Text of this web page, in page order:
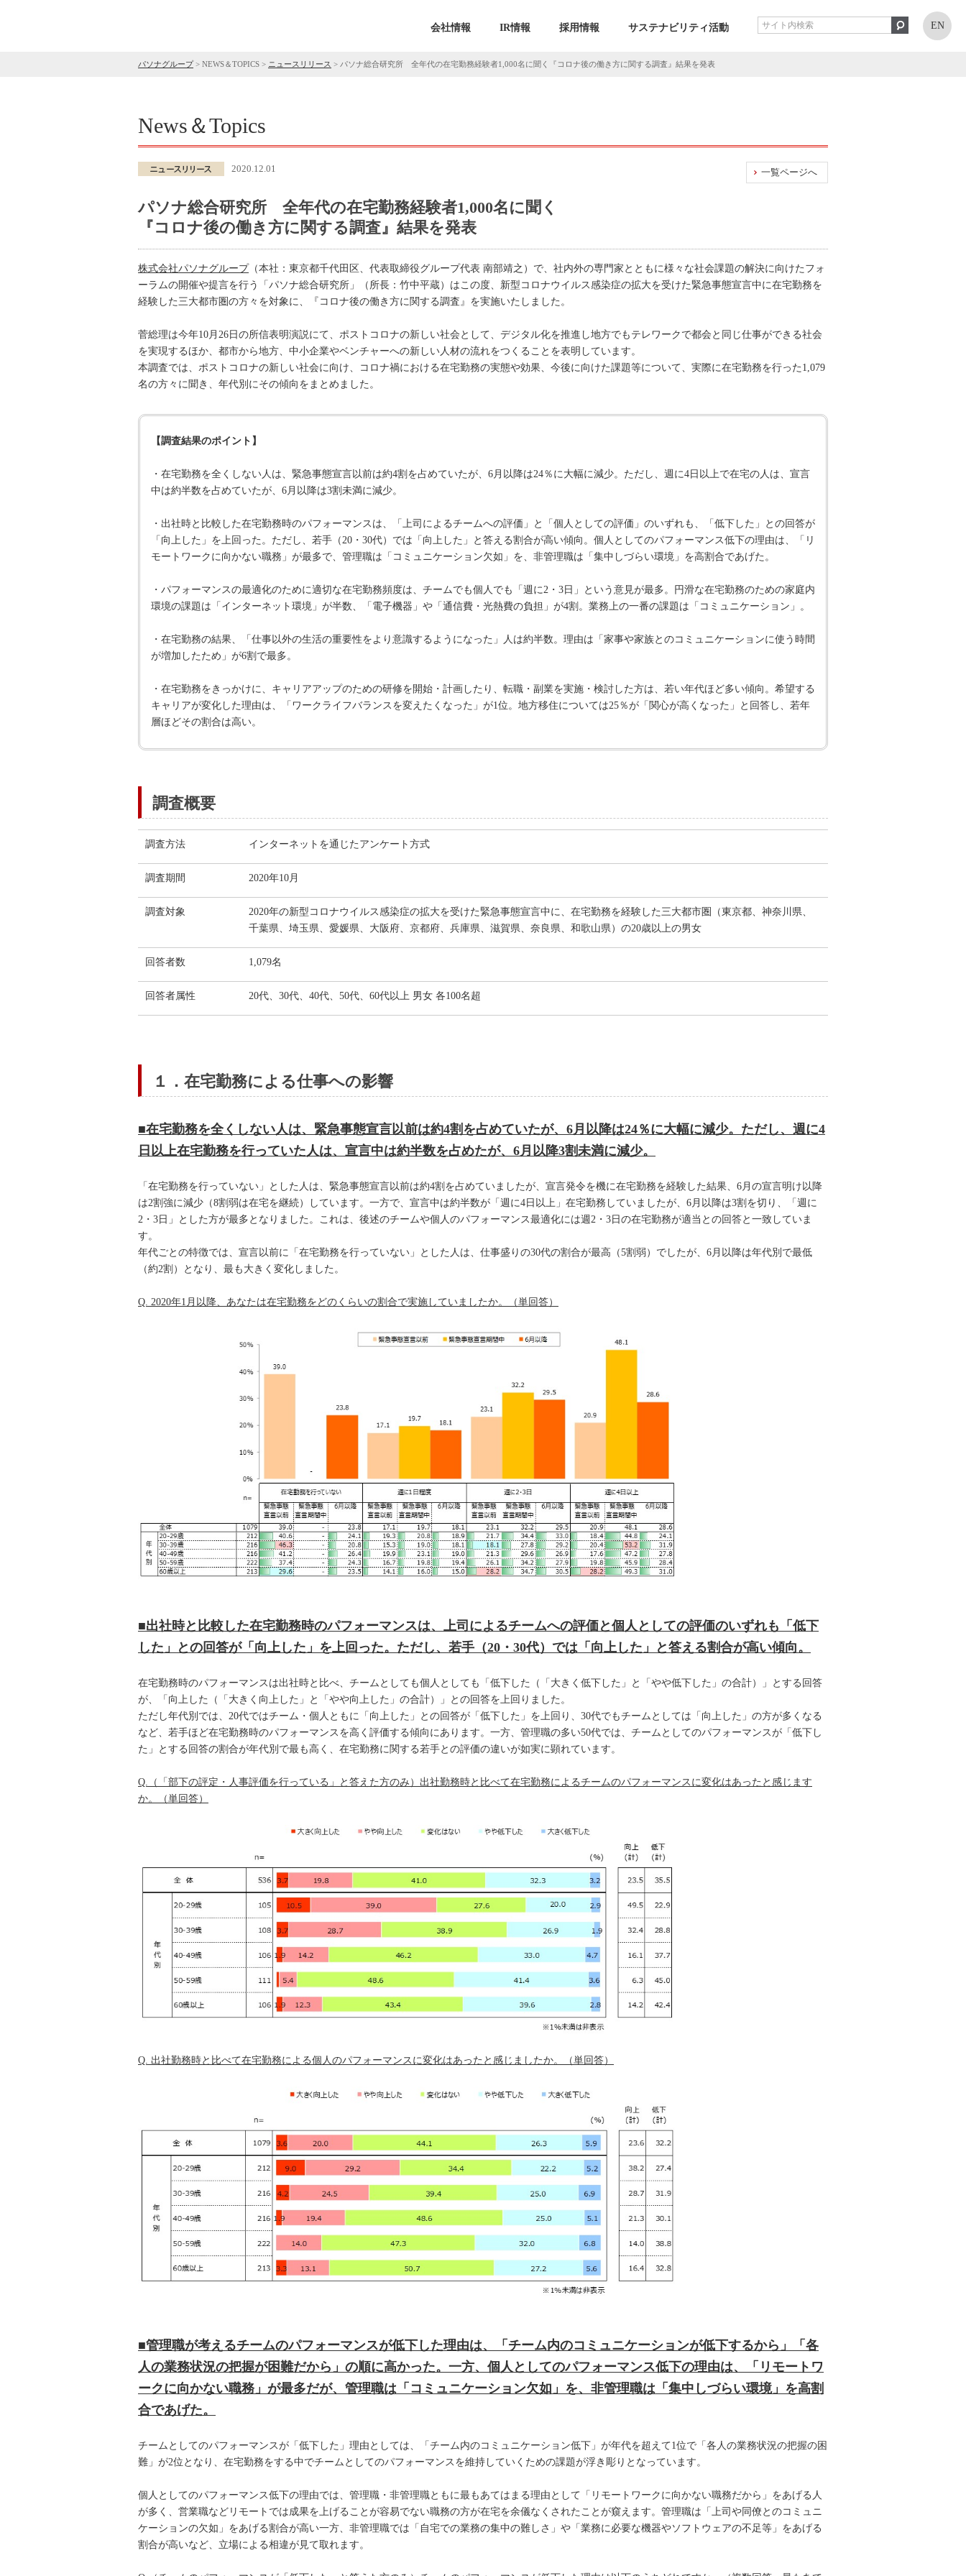
会社情報 IR情報 採用情報 サステナビリティ活動 EN
パソナグループ> NEWS＆TOPICS > ニュースリリース > パソナ総合研究所 全年代の在宅勤務経験者1,000名に聞く『コロナ後の働き方に関する調査』結果を発表
News＆Topics
一覧ページへ
2020.12.01
パソナ総合研究所 全年代の在宅勤務経験者1,000名に聞く
『コロナ後の働き方に関する調査』結果を発表
株式会社パソナグループ （本社：東京都千代田区、代表取締役グループ代表 南部靖之）で、社内外の専門家とともに様々な社会課題の解決に向けたフォ
ーラムの開催や提言を行う「パソナ総合研究所」（所長：竹中平蔵）はこの度、新型コロナウイルス感染症の拡大を受けた緊急事態宣言中に在宅勤務を
経験した三大都市圏の方々を対象に、『コロナ後の働き方に関する調査』を実施いたしました。
菅総理は今年10月26日の所信表明演説にて、ポストコロナの新しい社会として、デジタル化を推進し地方でもテレワークで都会と同じ仕事ができる社会
を実現するほか、都市から地方、中小企業やベンチャーへの新しい人材の流れをつくることを表明しています。
本調査では、ポストコロナの新しい社会に向け、コロナ禍における在宅勤務の実態や効果、今後に向けた課題等について、実際に在宅勤務を行った1,079
名の方々に聞き、年代別にその傾向をまとめました。
【調査結果のポイント】
・在宅勤務を全くしない人は、緊急事態宣言以前は約4割を占めていたが、6月以降は24％に大幅に減少。ただし、週に4日以上で在宅の人は、宣言
中は約半数を占めていたが、6月以降は3割未満に減少。
・出社時と比較した在宅勤務時のパフォーマンスは、「上司によるチームへの評価」と「個人としての評価」のいずれも、「低下した」との回答が
「向上した」を上回った。ただし、若手（20・30代）では「向上した」と答える割合が高い傾向。個人としてのパフォーマンス低下の理由は、「リ
モートワークに向かない職務」が最多で、管理職は「コミュニケーション欠如」を、非管理職は「集中しづらい環境」を高割合であげた。
・パフォーマンスの最適化のために適切な在宅勤務頻度は、チームでも個人でも「週に2・3日」という意見が最多。円滑な在宅勤務のための家庭内
環境の課題は「インターネット環境」が半数、「電子機器」や「通信費・光熱費の負担」が4割。業務上の一番の課題は「コミュニケーション」。
・在宅勤務の結果、「仕事以外の生活の重要性をより意識するようになった」人は約半数。理由は「家事や家族とのコミュニケーションに使う時間
が増加したため」が6割で最多。
・在宅勤務をきっかけに、キャリアアップのための研修を開始・計画したり、転職・副業を実施・検討した方は、若い年代ほど多い傾向。希望する
キャリアが変化した理由は、「ワークライフバランスを変えたくなった」が1位。地方移住については25％が「関心が高くなった」と回答し、若年
層ほどその割合は高い。
調査概要
調査方法 インターネットを通じたアンケート方式
調査期間 2020年10月
調査対象
2020年の新型コロナウイルス感染症の拡大を受けた緊急事態宣言中に、在宅勤務を経験した三大都市圏（東京都、神奈川県、
千葉県、埼玉県、愛媛県、大阪府、京都府、兵庫県、滋賀県、奈良県、和歌山県）の20歳以上の男女
回答者数 1,079名
回答者属性 20代、30代、40代、50代、60代以上 男女 各100名超
１．在宅勤務による仕事への影響
■在宅勤務を全くしない人は、緊急事態宣言以前は約4割を占めていたが、6月以降は24％に大幅に減少。ただし、週に4
日以上在宅勤務を行っていた人は、宣言中は約半数を占めたが、6月以降3割未満に減少。
「在宅勤務を行っていない」とした人は、緊急事態宣言以前は約4割を占めていましたが、宣言発令を機に在宅勤務を経験した結果、6月の宣言明け以降
は2割強に減少（8割弱は在宅を継続）しています。一方で、宣言中は約半数が「週に4日以上」在宅勤務していましたが、6月以降は3割を切り、「週に
2・3日」とした方が最多となりました。これは、後述のチームや個人のパフォーマンス最適化には週2・3日の在宅勤務が適当との回答と一致していま
す。
年代ごとの特徴では、宣言以前に「在宅勤務を行っていない」とした人は、仕事盛りの30代の割合が最高（5割弱）でしたが、6月以降は年代別で最低
（約2割）となり、最も大きく変化しました。
Q. 2020年1月以降、あなたは在宅勤務をどのくらいの割合で実施していましたか。（単回答）
■出社時と比較した在宅勤務時のパフォーマンスは、上司によるチームへの評価と個人としての評価のいずれも「低下
した」との回答が「向上した」を上回った。ただし、若手（20・30代）では「向上した」と答える割合が高い傾向。
在宅勤務時のパフォーマンスは出社時と比べ、チームとしても個人としても「低下した（「大きく低下した」と「やや低下した」の合計）」とする回答
が、「向上した（「大きく向上した」と「やや向上した」の合計）」との回答を上回りました。
ただし年代別では、20代ではチーム・個人ともに「向上した」との回答が「低下した」を上回り、30代でもチームとしては「向上した」の方が多くなる
など、若手ほど在宅勤務時のパフォーマンスを高く評価する傾向にあります。一方、管理職の多い50代では、チームとしてのパフォーマンスが「低下し
た」とする回答の割合が年代別で最も高く、在宅勤務に関する若手との評価の違いが如実に顕れています。
Q.（「部下の評定・人事評価を行っている」と答えた方のみ）出社勤務時と比べて在宅勤務によるチームのパフォーマンスに変化はあったと感じます
か。（単回答）
Q. 出社勤務時と比べて在宅勤務による個人のパフォーマンスに変化はあったと感じましたか。（単回答）
■管理職が考えるチームのパフォーマンスが低下した理由は、「チーム内のコミュニケーションが低下するから」「各
人の業務状況の把握が困難だから」の順に高かった。一方、個人としてのパフォーマンス低下の理由は、「リモートワ
ークに向かない職務」が最多だが、管理職は「コミュニケーション欠如」を、非管理職は「集中しづらい環境」を高割
合であげた。
チームとしてのパフォーマンスが「低下した」理由としては、「チーム内のコミュニケーション低下」が年代を超えて1位で「各人の業務状況の把握の困
難」が2位となり、在宅勤務をする中でチームとしてのパフォーマンスを維持していくための課題が浮き彫りとなっています。
個人としてのパフォーマンス低下の理由では、管理職・非管理職ともに最もあてはまる理由として「リモートワークに向かない職務だから」をあげる人
が多く、営業職などリモートでは成果を上げることが容易でない職務の方が在宅を余儀なくされたことが窺えます。管理職は「上司や同僚とのコミュニ
ケーションの欠如」をあげる割合が高い一方、非管理職では「自宅での業務の集中の難しさ」や「業務に必要な機器やソフトウェアの不足等」をあげる
割合が高いなど、立場による相違が見て取れます。